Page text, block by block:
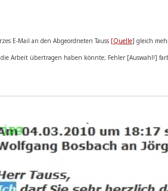
E-Mail an den Abge­ord­ne­ten Tauss [Quel­le] gleich
die Arbeit über­tra­gen haben könn­te; Feh­ler [Aus­wahl!]